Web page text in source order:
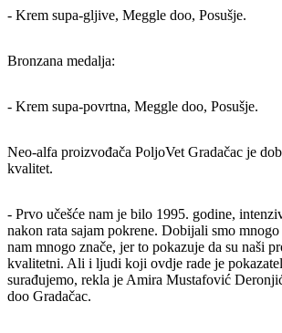
- Krem supa-gljive, Meggle doo, Posušje.
Bronzana medalja:
- Krem supa-povrtna, Meggle doo, Posušje.
Neo-alfa proizvođača PoljoVet Gradačac je
kvalitet.
- Prvo učešće nam je bilo 1995. godine,
nakon rata sajam pokrene. Dobijali smo
nam mnogo znače, jer to pokazuje da su naši
kvalitetni. Ali i ljudi koji ovdje rade je
surađujemo, rekla je Amira Mustafović
doo Gradačac.